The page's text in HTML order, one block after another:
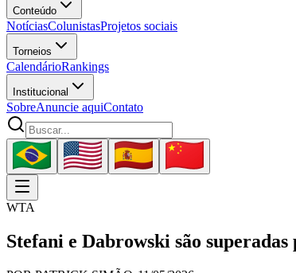
Conteúdo
NotíciasColunistasProjetos sociais
Torneios
CalendárioRankings
Institucional
SobreAnuncie aquiContato
WTA
Stefani e Dabrowski são